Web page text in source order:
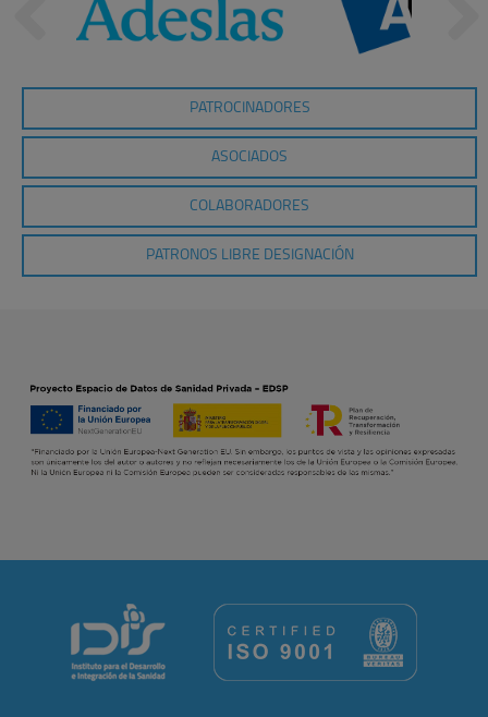
PATROCINADORES
ASOCIADOS
COLABORADORES
PATRONOS LIBRE DESIGNACIÓN